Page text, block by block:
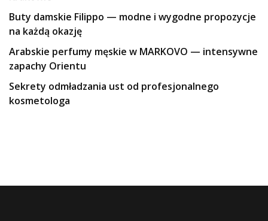
Buty damskie Filippo — modne i wygodne propozycje
na każdą okazję
Arabskie perfumy męskie w MARKOVO — intensywne
zapachy Orientu
Sekrety odmładzania ust od profesjonalnego
kosmetologa